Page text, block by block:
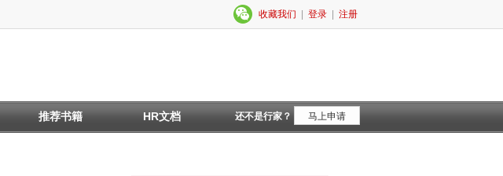
收藏我们 登录 注册
推荐书籍 HR文档 还不是行家？ 马上申请